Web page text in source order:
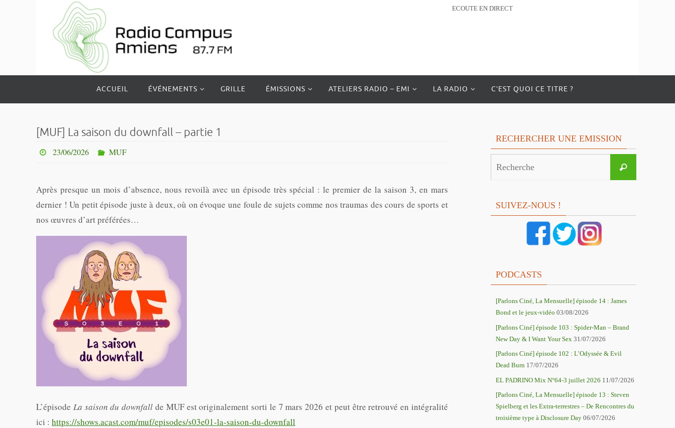
ECOUTE EN DIRECT
le
ACCUEIL ÉVÉNEMENTS GRILLE ÉMISSIONS ATELIERS RADIO – EMI LA RADIO C’EST QUOI CE TITRE ?
[MUF] La saison du downfall – partie 1
23/06/2026 MUF
Après presque un mois d’absence, nous revoilà avec un épisode très spécial : le premier de la saison 3, en mars
dernier ! Un petit épisode juste à deux, où on évoque une foule de sujets comme nos traumas des cours de sports et
nos œuvres d’art préférées…
L’épisode La saison du downfall de MUF est originalement sorti le 7 mars 2026 et peut être retrouvé en intégralité
ici : https://shows.acast.com/muf/episodes/s03e01-la-saison-du-downfall
RECHERCHER UNE EMISSION
Recherche
SUIVEZ-NOUS !
PODCASTS
[Parlons Ciné, La Mensuelle] épisode 14 : James
Bond et le jeux-vidéo 03/08/2026
[Parlons Ciné] épisode 103 : Spider-Man – Brand
New Day & I Want Your Sex 31/07/2026
[Parlons Ciné] épisode 102 : L’Odyssée & Evil
Dead Burn 17/07/2026
EL PADRINO Mix N°64-3 juillet 2026 11/07/2026
[Parlons Ciné, La Mensuelle] épisode 13 : Steven
Spielberg et les Extra-terrestres – De Rencontres du
troisième type à Disclosure Day 06/07/2026